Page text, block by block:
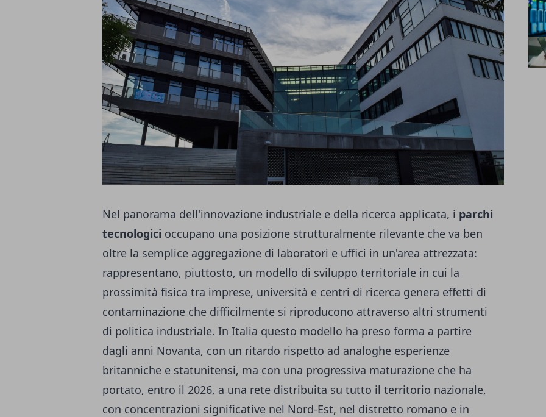
Nel panorama dell'innovazione industriale e della ricerca applicata, i parchi
tecnologici occupano una posizione strutturalmente rilevante che va ben
oltre la semplice aggregazione di laboratori e uffici in un'area attrezzata:
rappresentano, piuttosto, un modello di sviluppo territoriale in cui la
prossimità fisica tra imprese, università e centri di ricerca genera effetti di
contaminazione che difficilmente si riproducono attraverso altri strumenti
di politica industriale. In Italia questo modello ha preso forma a partire
dagli anni Novanta, con un ritardo rispetto ad analoghe esperienze
britanniche e statunitensi, ma con una progressiva maturazione che ha
portato, entro il 2026, a una rete distribuita su tutto il territorio nazionale,
con concentrazioni significative nel Nord-Est, nel distretto romano e in